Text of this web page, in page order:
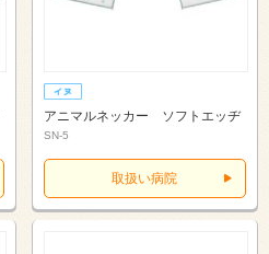
アニマルネッカー ソフトエッヂ
SN-5
取扱い病院